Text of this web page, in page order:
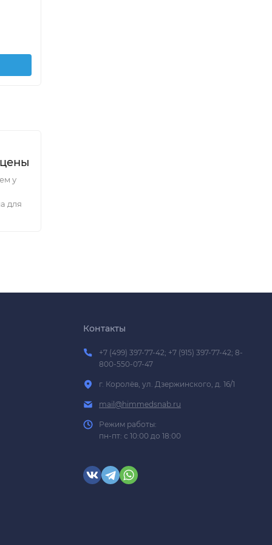
у
для
Контакты
+7 (499) 397-77-42; +7 (915) 397-77-42; 8-
800-550-07-47
г. Королёв, ул. Дзержинского, д. 16/1
mail@himmedsnab.ru
Режим работы:
пн-пт: с 10:00 до 18:00